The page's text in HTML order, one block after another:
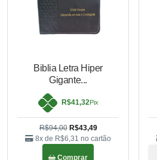
Biblia Letra Hiper
Gigante...
R$41,32Pix
R$94,00 R$43,49
8x de R$6,31 no cartão
Comprar